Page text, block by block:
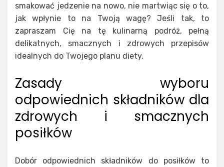
smakować jedzenie na nowo, nie martwiąc się o to,
jak wpłynie to na Twoją wagę? Jeśli tak, to
zapraszam Cię na tę kulinarną podróż, pełną
delikatnych, smacznych i zdrowych przepisów
idealnych do Twojego planu diety.
Zasady wyboru
odpowiednich składników dla
zdrowych i smacznych
posiłków
Dobór odpowiednich składników do posiłków to